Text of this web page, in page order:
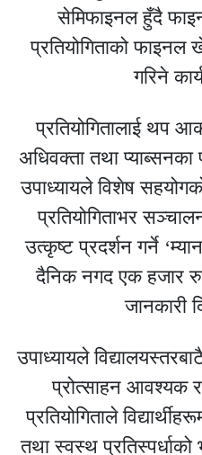
सेमिफाइनल हुँदै
प्रतियोगिताको
गरिने
प्रतियोगितालाई थप
अधिवक्ता तथा
उपाध्यायले विशेष
प्रतियोगिताभर
उत्कृष्ट प्रदर्शन गर्ने
दैनिक नगद एक हजार
जानकारी
उपाध्यायले
प्रोत्साहन आवश्यक
प्रतियोगिताले
तथा स्वस्थ प्रतिस्पर्धाको